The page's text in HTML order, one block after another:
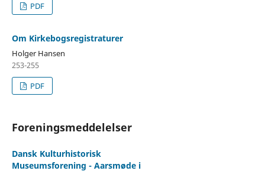
PDF
Om Kirkebogsregistraturer
Holger Hansen
253-255
PDF
Foreningsmeddelelser
Dansk Kulturhistorisk
Museumsforening - Aarsmøde i